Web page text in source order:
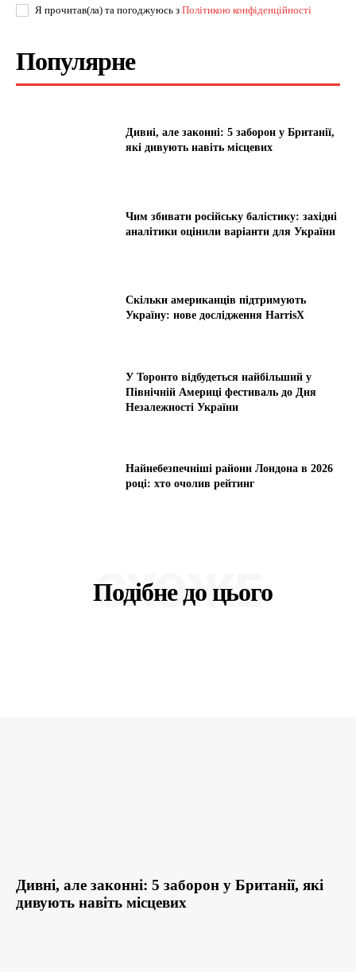
Я прочитав(ла) та погоджуюсь з Політикою конфіденційності
Популярне
Дивні, але законні: 5 заборон у Британії,
які дивують навіть місцевих
Чим збивати російську балістику: західні
аналітики оцінили варіанти для України
Скільки американців підтримують
Україну: нове дослідження HarrisX
У Торонто відбудеться найбільший у
Північній Америці фестиваль до Дня
Незалежності України
Найнебезпечніші райони Лондона в 2026
році: хто очолив рейтинг
Подібне до цього
СХОЖЕ
Дивні, але законні: 5 заборон у Британії, які
дивують навіть місцевих